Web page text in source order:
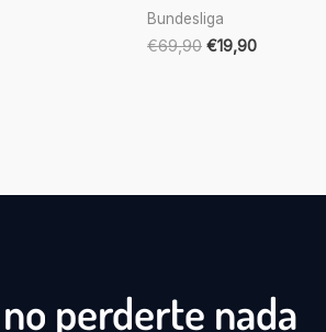
Bundesliga
€69,90 €19,90
perderte nada